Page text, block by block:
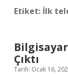
Etiket: İlk
Çıktı
Tarih: Ocak 16,